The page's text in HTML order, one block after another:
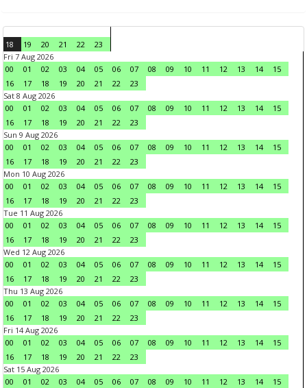
18 19 20 21 22
23
Fri 7 Aug 2026
00
01 02 03 04 05 06 07 08 09 10 11 12 13 14
15
16
17 18 19 20 21 22
23
Sat 8 Aug 2026
00
01 02 03 04 05 06 07 08 09 10 11 12 13 14
15
16
17 18 19 20 21 22
23
Sun 9 Aug 2026
00
01 02 03 04 05 06 07 08 09 10 11 12 13 14
15
16
17 18 19 20 21 22
23
Mon 10 Aug 2026
00
01 02 03 04 05 06 07 08 09 10 11 12 13 14
15
16
17 18 19 20 21 22
23
Tue 11 Aug 2026
00
01 02 03 04 05 06 07 08 09 10 11 12 13 14
15
16
17 18 19 20 21 22
23
Wed 12 Aug 2026
00
01 02 03 04 05 06 07 08 09 10 11 12 13 14
15
16
17 18 19 20 21 22
23
Thu 13 Aug 2026
00
01 02 03 04 05 06 07 08 09 10 11 12 13 14
15
16
17 18 19 20 21 22
23
Fri 14 Aug 2026
00
01 02 03 04 05 06 07 08 09 10 11 12 13 14
15
16
17 18 19 20 21 22
23
Sat 15 Aug 2026
00
01 02 03 04 05 06 07 08 09 10 11 12 13 14 15